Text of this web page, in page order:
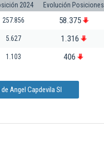
2024
Evolución Posiciones
257.856 58.375
5.627 1.316
1.103 406
Angel Capdevila Sl